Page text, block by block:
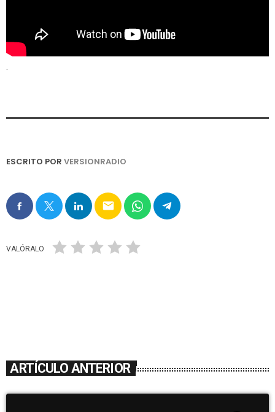
.
ESCRITO POR VERSIONRADIO
email
VALÓRALO
ARTÍCULO ANTERIOR